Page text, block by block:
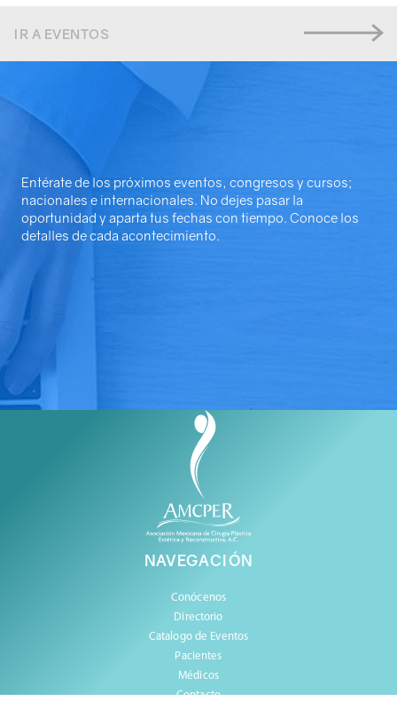
IR A EVENTOS
Entérate de los próximos eventos, congresos y cursos;
nacionales e internacionales. No dejes pasar la
oportunidad y aparta tus fechas con tiempo. Conoce los
detalles de cada acontecimiento.
NAVEGACIÓN
Conócenos
Directorio
Catalogo de Eventos
Pacientes
Médicos
Contacto